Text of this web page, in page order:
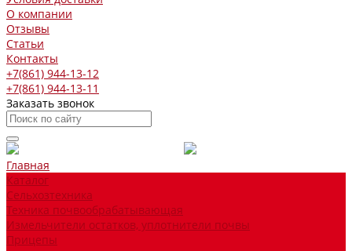
О компании
Отзывы
Статьи
Контакты
+7(861) 944-13-12
+7(861) 944-13-11
Заказать звонок
Главная
Каталог
Сельхозтехника
Техника почвообрабатывающая
Измельчители остатков, уплотнители почвы
Прицепы